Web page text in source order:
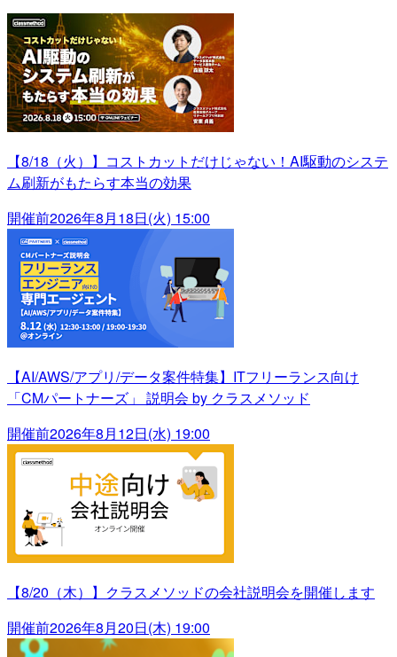
【8/18（火）】コストカットだけじゃない！AI駆動のシステ
ム刷新がもたらす本当の効果
開催前2026年8月18日(火) 15:00
【AI/AWS/アプリ/データ案件特集】ITフリーランス向け
「CMパートナーズ」 説明会 by クラスメソッド
開催前2026年8月12日(水) 19:00
【8/20（木）】クラスメソッドの会社説明会を開催します
開催前2026年8月20日(木) 19:00